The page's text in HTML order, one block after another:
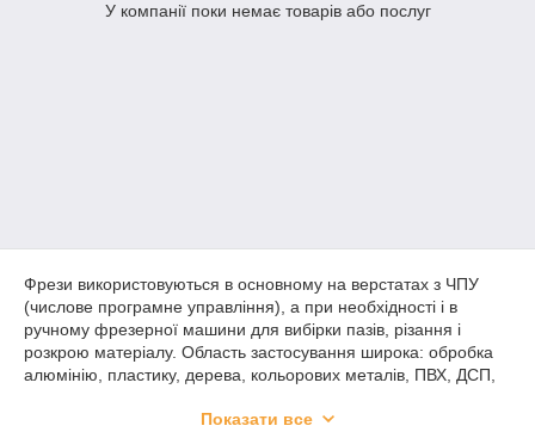
У компанії поки немає товарів або послуг
Фрези використовуються в основному на верстатах з ЧПУ
(числове програмне управління), а при необхідності і в
ручному фрезерної машини для вибірки пазів, різання і
розкрою матеріалу. Область застосування широка: обробка
алюмінію, пластику, дерева, кольорових металів, ПВХ, ДСП,
матеріалів. У кожного матеріалу своя специфіка різання.
Показати все